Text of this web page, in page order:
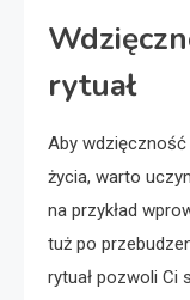
rytuał
Aby wdzięczność
życia, warto
na przykład
tuż po
rytuał pozwoli Ci